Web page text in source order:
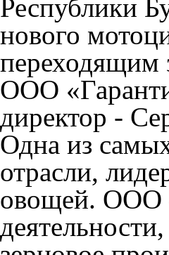
Республики
нового
переходящим
ООО
директор -
Одна из
отрасли,
овощей. ООО